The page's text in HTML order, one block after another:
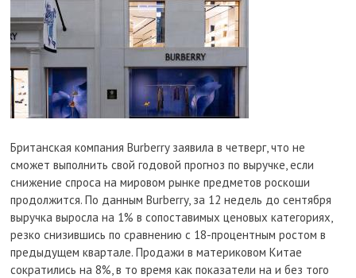
Британская компания Burberry заявила в четверг, что не
сможет выполнить свой годовой прогноз по выручке, если
снижение спроса на мировом рынке предметов роскоши
продолжится. По данным Burberry, за 12 недель до сентября
выручка выросла на 1% в сопоставимых ценовых категориях,
резко снизившись по сравнению с 18-процентным ростом в
предыдущем квартале. Продажи в материковом Китае
сократились на 8%, в то время как показатели на и без того